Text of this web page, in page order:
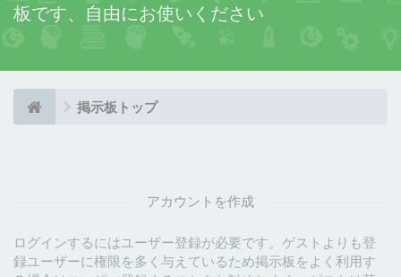
板です、自由にお使いください
掲示板トップ
アカウントを作成
ログインするにはユーザー登録が必要です。ゲストよりも登
録ユーザーに権限を多く与えているため掲示板をよく利用す